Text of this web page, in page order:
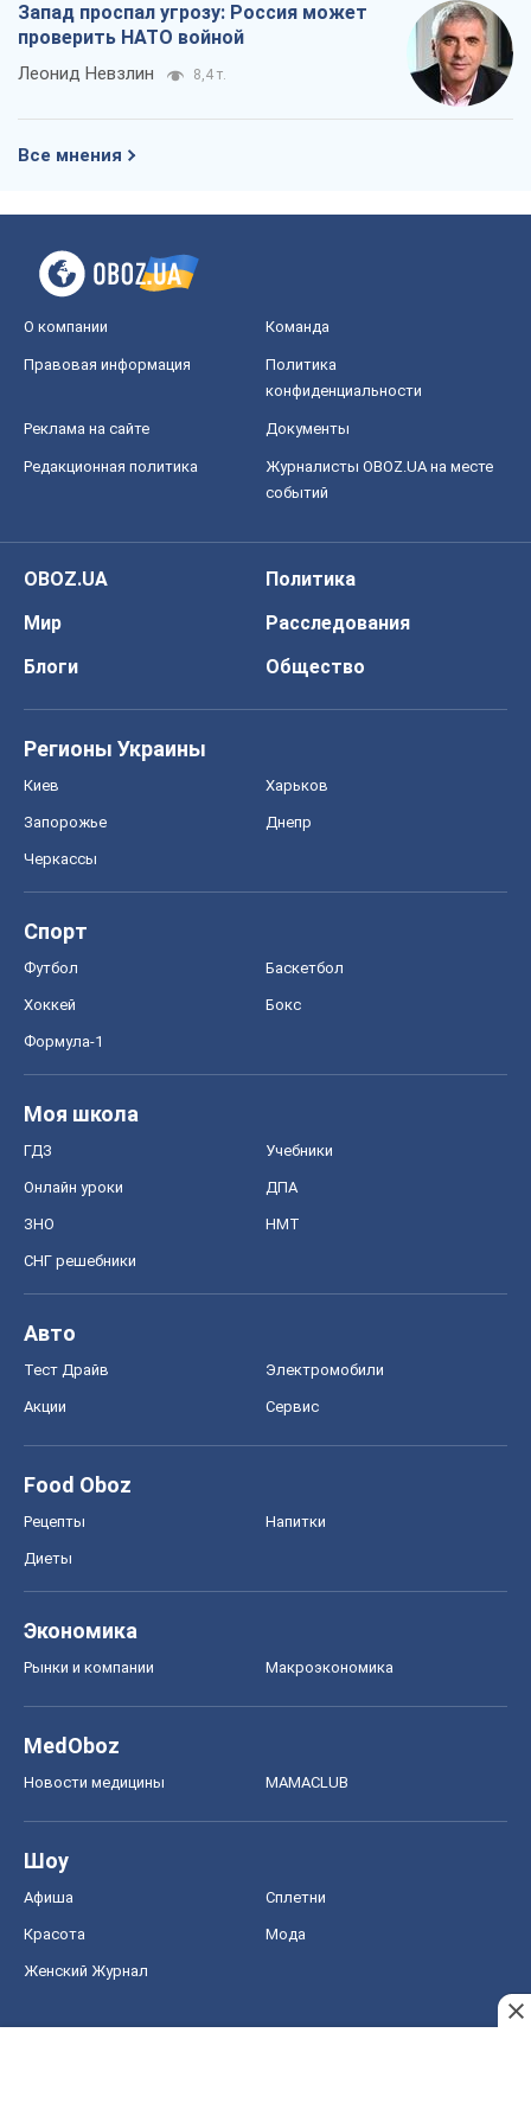
Запад проспал угрозу: Россия может
проверить НАТО войной
Леонид Невзлин 8,4 т.
Все мнения
О компании Команда
Правовая информация
Политика
конфиденциальности
Реклама на сайте Документы
Редакционная политика
Журналисты OBOZ.UA на месте
событий
OBOZ.UA
Политика
Мир
Расследования
Блоги
Общество
Регионы Украины
Киев Харьков
Запорожье Днепр
Черкассы
Спорт
Футбол Баскетбол
Хоккей Бокс
Формула-1
Моя школа
ГДЗ Учебники
Онлайн уроки ДПА
ЗНО НМТ
СНГ решебники
Авто
Тест Драйв Электромобили
Акции Сервис
Food Oboz
Рецепты Напитки
Диеты
Экономика
Рынки и компании Mакроэкономика
MedOboz
Новости медицины MAMACLUB
Шоу
Афиша Сплетни
Красота Мода
Женский Журнал